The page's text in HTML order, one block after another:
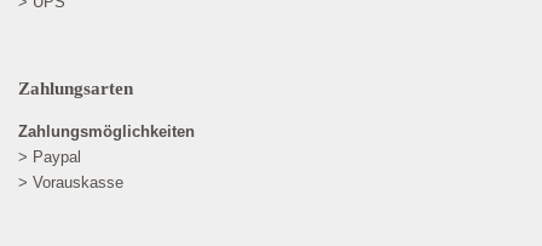
Zahlungsarten
Zahlungsmöglichkeiten
> Paypal
> Vorauskasse